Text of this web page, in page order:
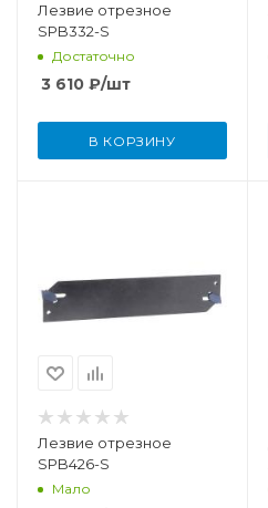
Лезвие отрезное
SPB332-S
Достаточно
3 610 ₽/шт
В КОРЗИНУ
Лезвие отрезное
SPB426-S
Мало